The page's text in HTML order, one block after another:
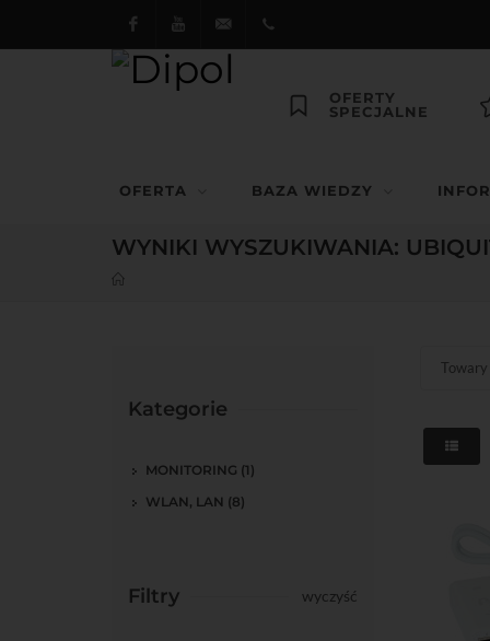
FacebookYoutubedipol@dipol.com.pl
OFERTY
SPECJALNE
OFERTA BAZA WIEDZY
WYNIKI WYSZUKIWANIA:
Towary
Kategorie
MONITORING (1)
WLAN, LAN (8)
Filtry wyczyść